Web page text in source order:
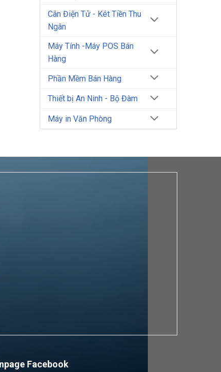
Cân Điện Tử - Két Tiền Thu
Ngân
Máy Tính -Máy POS Bán
Hàng
Phần Mềm Bán Hàng
Thiết bị An Ninh - Bộ Đàm
Máy in Văn Phòng
Facebook